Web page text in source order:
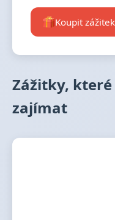
Koupit
Zážitky,
zajímat